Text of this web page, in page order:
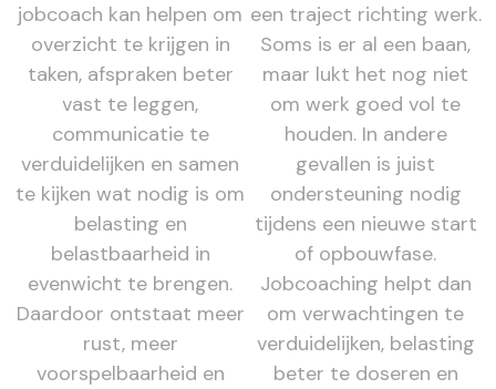
jobcoach kan helpen om
overzicht te krijgen in
taken, afspraken beter
vast te leggen,
communicatie te
verduidelijken en samen
te kijken wat nodig is om
belasting en
belastbaarheid in
evenwicht te brengen.
Daardoor ontstaat meer
rust, meer
voorspelbaarheid en
een traject richting werk.
Soms is er al een baan,
maar lukt het nog niet
om werk goed vol te
houden. In andere
gevallen is juist
ondersteuning nodig
tijdens een nieuwe start
of opbouwfase.
Jobcoaching helpt dan
om verwachtingen te
verduidelijken, belasting
beter te doseren en